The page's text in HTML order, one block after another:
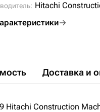
Hitachi
Доставка и
Construction